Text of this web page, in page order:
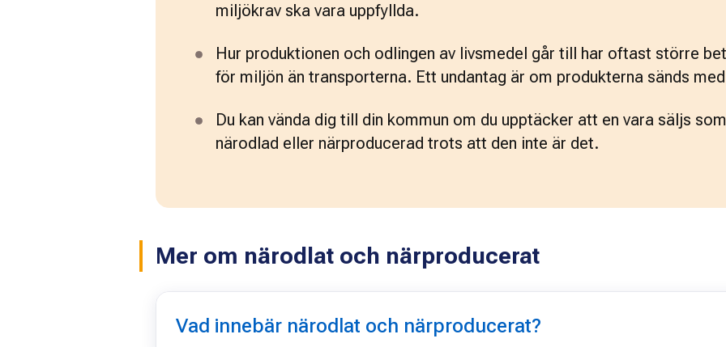
miljökrav ska vara uppfyllda.
Hur produktionen och odlingen av livsmedel går till har oftast större
för miljön än transporterna. Ett undantag är om produkterna sänds
Du kan vända dig till din kommun om du upptäcker att en vara säljs som
närodlad eller närproducerad trots att den inte är det.
Mer om närodlat och närproducerat
Vad innebär närodlat och närproducerat?